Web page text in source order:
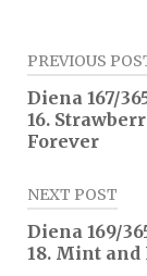
tarp
įrašų
PREVIOUS
Diena 167/
16.
Forever
NEXT POST
Diena 169/
18. Mint and